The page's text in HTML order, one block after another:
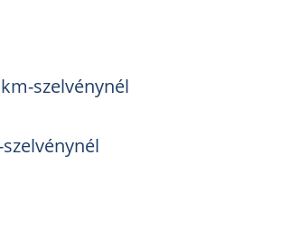
szelvénynél